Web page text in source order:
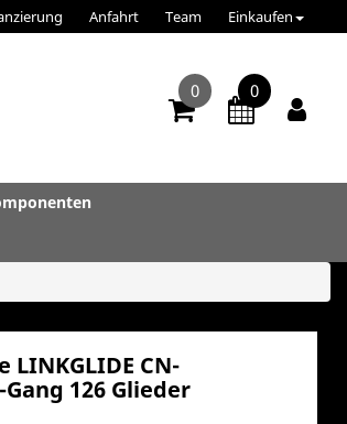
Anfahrt Team Einkaufen
0 0
LINKGLIDE CN-
Gang 126 Glieder